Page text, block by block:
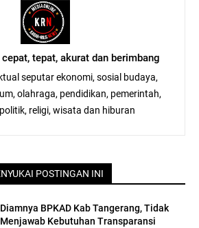
tepat, akurat dan berimbang
seputar ekonomi, sosial budaya,
olahraga, pendidikan, pemerintah,
religi, wisata dan hiburan
POSTINGAN INI
Diamnya BPKAD Kab Tangerang, Tidak
Menjawab Kebutuhan Transparansi